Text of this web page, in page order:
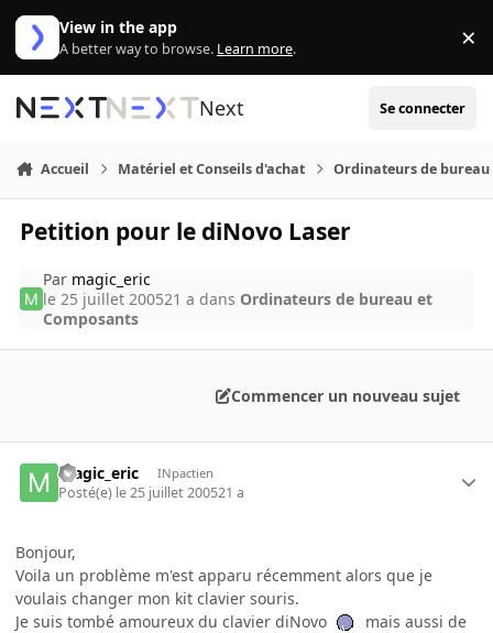
Aller au contenu
View in the app
A better way to browse. Learn more. ×
Next Se connecter
Accueil Matériel et Conseils d'achat Ordinateurs de bureau
Petition pour le diNovo Laser
Par magic_eric
le 25 juillet 200521 a dans Ordinateurs de bureau et
Composants
Commencer un nouveau sujet
magic_eric INpactien
Posté(e) le 25 juillet 200521 a
Bonjour,
Voila un problème m'est apparu récemment alors que je
voulais changer mon kit clavier souris.
Je suis tombé amoureux du clavier diNovo
mais aussi de